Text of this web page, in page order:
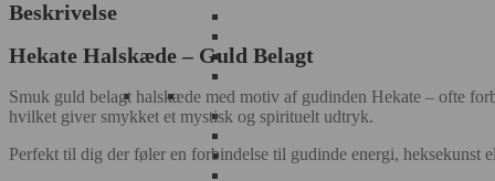
Beskrivelse
Hekate Halskæde – Guld Belagt
Smuk guld belagt halskæde med motiv af gudinden Hekate – ofte
hvilket giver smykket et mystisk og spirituelt udtryk.
Perfekt til dig der føler en forbindelse til gudinde energi,